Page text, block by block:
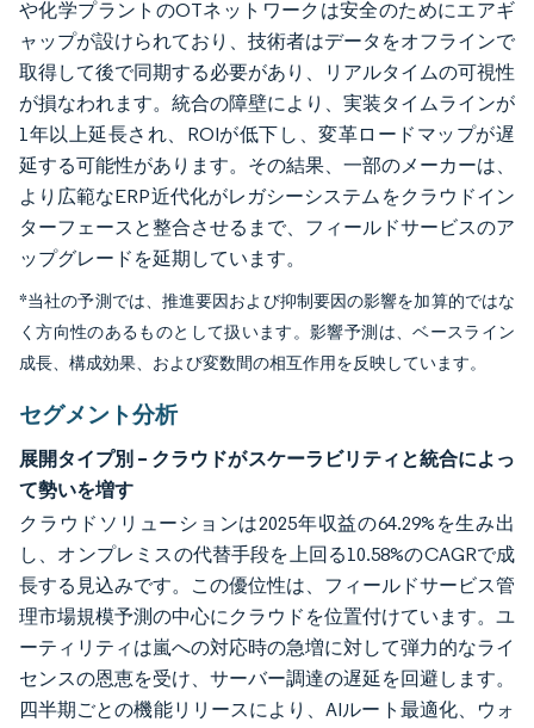
や化学プラントのOTネットワークは安全のためにエアギ
ャップが設けられており、技術者はデータをオフラインで
取得して後で同期する必要があり、リアルタイムの可視性
が損なわれます。統合の障壁により、実装タイムラインが
1年以上延長され、ROIが低下し、変革ロードマップが遅
延する可能性があります。その結果、一部のメーカーは、
より広範なERP近代化がレガシーシステムをクラウドイン
ターフェースと整合させるまで、フィールドサービスのア
ップグレードを延期しています。
*当社の予測では、推進要因および抑制要因の影響を加算的ではな
く方向性のあるものとして扱います。影響予測は、ベースライン
成長、構成効果、および変数間の相互作用を反映しています。
セグメント分析
展開タイプ別 – クラウドがスケーラビリティと統合によっ
て勢いを増す
クラウドソリューションは2025年収益の64.29%を生み出
し、オンプレミスの代替手段を上回る10.58%のCAGRで成
長する見込みです。この優位性は、フィールドサービス管
理市場規模予測の中心にクラウドを位置付けています。ユ
ーティリティは嵐への対応時の急増に対して弾力的なライ
センスの恩恵を受け、サーバー調達の遅延を回避します。
四半期ごとの機能リリースにより、AIルート最適化、ウォ